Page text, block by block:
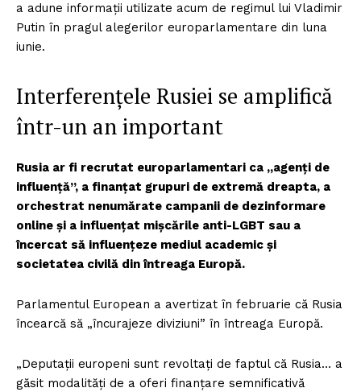
a adune informații utilizate acum de regimul lui Vladimir
Putin în pragul alegerilor europarlamentare din luna
iunie.
Interferențele Rusiei se amplifică
într-un an important
Rusia ar fi recrutat europarlamentari ca „agenți de
influență”, a finanțat grupuri de extremă dreapta, a
orchestrat nenumărate campanii de dezinformare
online și a influențat mișcările anti-LGBT sau a
încercat să influențeze mediul academic și
societatea civilă din întreaga Europă.
Parlamentul European a avertizat în februarie că Rusia
încearcă să „încurajeze diviziuni” în întreaga Europă.
„Deputații europeni sunt revoltați de faptul că Rusia… a
găsit modalități de a oferi finanțare semnificativă